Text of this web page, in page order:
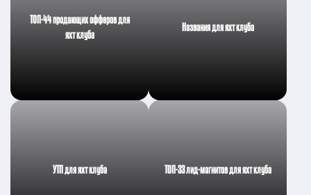
ТОП-44 продающих офферов для
яхт клуба
Названия для яхт клуба
УТП для яхт клуба ТОП-33 лид-магнитов для яхт клуба